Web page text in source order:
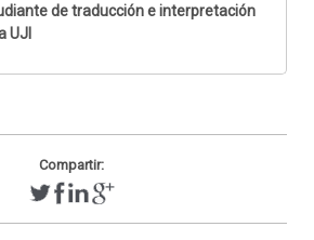
de traducción e interpretación
UJI
Compartir: